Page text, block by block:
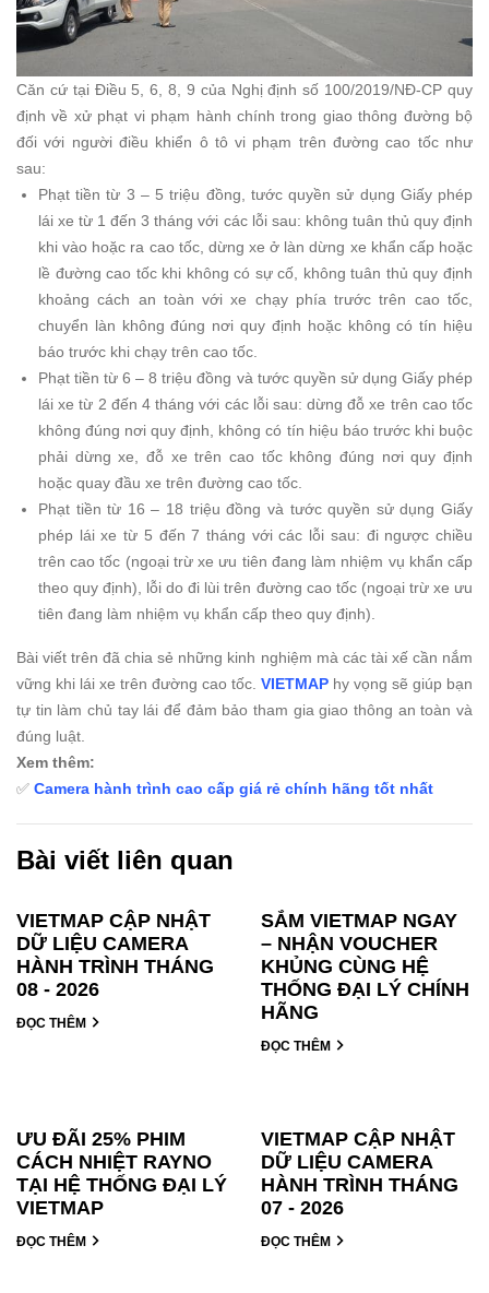
Căn cứ tại Điều 5, 6, 8, 9 của Nghị định số 100/2019/NĐ-CP quy
định về xử phạt vi phạm hành chính trong giao thông đường bộ
đối với người điều khiển ô tô vi phạm trên đường cao tốc như
sau:
Phạt tiền từ 3 – 5 triệu đồng, tước quyền sử dụng Giấy phép
lái xe từ 1 đến 3 tháng với các lỗi sau: không tuân thủ quy định
khi vào hoặc ra cao tốc, dừng xe ở làn dừng xe khẩn cấp hoặc
lề đường cao tốc khi không có sự cố, không tuân thủ quy định
khoảng cách an toàn với xe chạy phía trước trên cao tốc,
chuyển làn không đúng nơi quy định hoặc không có tín hiệu
báo trước khi chạy trên cao tốc.
Phạt tiền từ 6 – 8 triệu đồng và tước quyền sử dụng Giấy phép
lái xe từ 2 đến 4 tháng với các lỗi sau: dừng đỗ xe trên cao tốc
không đúng nơi quy định, không có tín hiệu báo trước khi buộc
phải dừng xe, đỗ xe trên cao tốc không đúng nơi quy định
hoặc quay đầu xe trên đường cao tốc.
Phạt tiền từ 16 – 18 triệu đồng và tước quyền sử dụng Giấy
phép lái xe từ 5 đến 7 tháng với các lỗi sau: đi ngược chiều
trên cao tốc (ngoại trừ xe ưu tiên đang làm nhiệm vụ khẩn cấp
theo quy định), lỗi do đi lùi trên đường cao tốc (ngoại trừ xe ưu
tiên đang làm nhiệm vụ khẩn cấp theo quy định).
Bài viết trên đã chia sẻ những kinh nghiệm mà các tài xế cần nắm
vững khi lái xe trên đường cao tốc. VIETMAP hy vọng sẽ giúp bạn
tự tin làm chủ tay lái để đảm bảo tham gia giao thông an toàn và
đúng luật.
Xem thêm:
✅ Camera hành trình cao cấp giá rẻ chính hãng tốt nhất
Bài viết liên quan
VIETMAP CẬP NHẬT
DỮ LIỆU CAMERA
HÀNH TRÌNH THÁNG
08 - 2026
ĐỌC THÊM
SẮM VIETMAP NGAY
– NHẬN VOUCHER
KHỦNG CÙNG HỆ
THỐNG ĐẠI LÝ CHÍNH
HÃNG
ĐỌC THÊM
ƯU ĐÃI 25% PHIM
CÁCH NHIỆT RAYNO
TẠI HỆ THỐNG ĐẠI LÝ
VIETMAP
ĐỌC THÊM
VIETMAP CẬP NHẬT
DỮ LIỆU CAMERA
HÀNH TRÌNH THÁNG
07 - 2026
ĐỌC THÊM